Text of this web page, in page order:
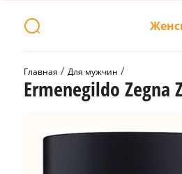
Главная / Для мужчин /
Ermenegildo Zegna